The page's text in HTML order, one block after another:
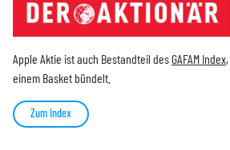
Apple Aktie ist auch Bestandteil desGAFAM Index
einem Basket bündelt.
Zum Index